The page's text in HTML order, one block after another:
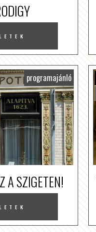
programajánló
A SZIGETEN!